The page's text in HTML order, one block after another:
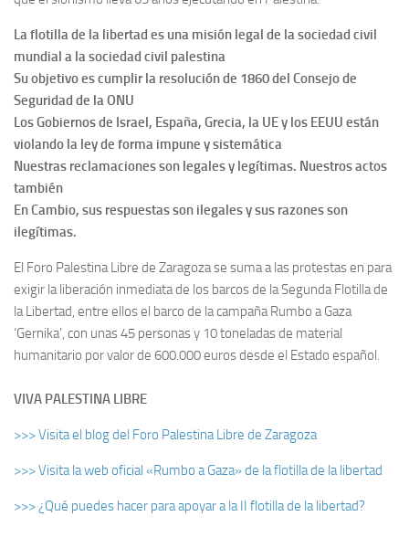
La flotilla de la libertad es una misión legal de la sociedad civil
mundial a la sociedad civil palestina
Su objetivo es cumplir la resolución de 1860 del Consejo de
Seguridad de la ONU
Los Gobiernos de Israel, España, Grecia, la UE y los EEUU están
violando la ley de forma impune y sistemática
Nuestras reclamaciones son legales y legítimas. Nuestros actos
también
En Cambio, sus respuestas son ilegales y sus razones son
ilegítimas.
El Foro Palestina Libre de Zaragoza se suma a las protestas en para
exigir la liberación inmediata de los barcos de la Segunda Flotilla de
la Libertad, entre ellos el barco de la campaña Rumbo a Gaza
‘Gernika’, con unas 45 personas y 10 toneladas de material
humanitario por valor de 600.000 euros desde el Estado español.
VIVA PALESTINA LIBRE
>>> Visita el blog del Foro Palestina Libre de Zaragoza
>>> Visita la web oficial «Rumbo a Gaza» de la flotilla de la libertad
>>> ¿Qué puedes hacer para apoyar a la II flotilla de la libertad?